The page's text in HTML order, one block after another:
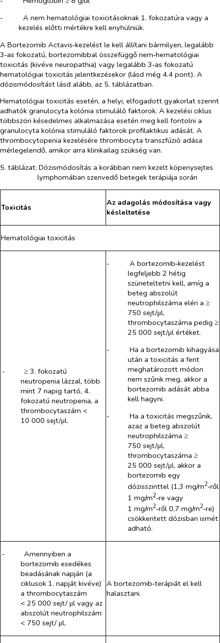
-​
A nem hematológiai toxicitásoknak 1. fokozatúra vagy a
kezelés előtti mértékre kell enyhülniük.
A Bortezomib Actavis‑kezelést le kell állítani bármilyen, legalább
3‑as fokozatú, bortezomibbal összefüggő nem‑hematológiai
toxicitás (kivéve neuropathia) vagy legalább 3‑as fokozatú
hematológiai toxicitás jelentkezésekor (lásd még 4.4 pont). A
dózismódosítást lásd alább, az 5. táblázatban.
Hematológiai toxicitás esetén, a helyi, elfogadott gyakorlat szerint
adhatók granulocyta kolónia stimuláló faktorok. A kezelési ciklus
többszöri késedelmes alkalmazása esetén meg kell fontolni a
granulocyta kolónia stimuláló faktorok profilaktikus adását. A
thrombocytopenia kezelésére thrombocyta transzfúzió adása
mérlegelendő, amikor arra klinikailag szükség van.
5. táblázat: Dózismódosítás a korábban nem kezelt köpenysejtes
lymphomában szenvedő betegek terápiája során
Toxicitás
Az adagolás módosítása vagy
késleltetése
Hematológiai toxicitás
-​
≥ 3. fokozatú
neutropenia lázzal, több
mint 7 napig tartó, 4.
fokozatú neutropenia, a
thrombocytaszám <
10 000 sejt/μl.
-​ A bortezomib‑kezelést
legfeljebb 2 hétig
szüneteltetni kell, amíg a
beteg abszolút
neutrophilszáma eléri a ≥
750 sejt/μl,
thrombocytaszáma pedig ≥
25 000 sejt/μl értéket.
-​
Ha a bortezomib kihagyása
után a toxicitás a fent
meghatározott módon
nem szűnik meg, akkor a
bortezomib adását abba
kell hagyni.
-​
Ha a toxicitás megszűnik,
azaz a beteg abszolút
neutrophilszáma ≥
750 sejt/μl,
thrombocytaszáma ≥
25 000 sejt/μl, akkor a
bortezomib egy
dózisszinttel (1,3 mg/m2‑ről
1 mg/m2‑re vagy
1 mg/m2‑ről 0,7 mg/m2‑re)
csökkentett dózisban ismét
adható.
-​
Amennyiben a
bortezomib esedékes
beadásának napján (a
ciklusok 1. napját kivéve)
a thrombocytaszám
< 25 000 sejt/ μl vagy az
abszolút neutrophilszám
< 750 sejt/ μl,
A bortezomib‑terápiát el kell
halasztani.